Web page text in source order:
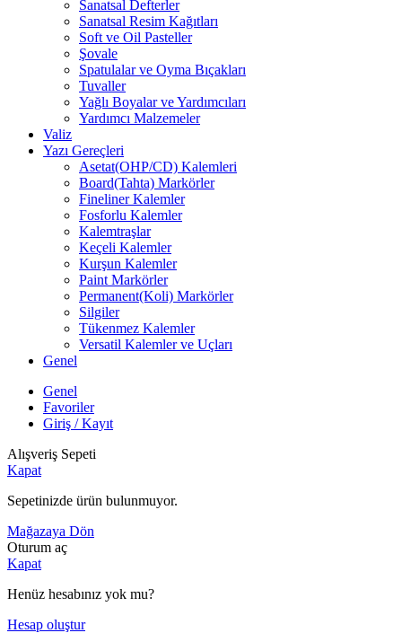
Sanatsal Defterler
Sanatsal Resim Kağıtları
Soft ve Oil Pasteller
Şovale
Spatulalar ve Oyma Bıçakları
Tuvaller
Yağlı Boyalar ve Yardımcıları
Yardımcı Malzemeler
Valiz
Yazı Gereçleri
Asetat(OHP/CD) Kalemleri
Board(Tahta) Markörler
Fineliner Kalemler
Fosforlu Kalemler
Kalemtraşlar
Keçeli Kalemler
Kurşun Kalemler
Paint Markörler
Permanent(Koli) Markörler
Silgiler
Tükenmez Kalemler
Versatil Kalemler ve Uçları
Genel
Genel
Favoriler
Giriş / Kayıt
Alışveriş Sepeti
Kapat
Sepetinizde ürün bulunmuyor.
Mağazaya Dön
Oturum aç
Kapat
Henüz hesabınız yok mu?
Hesap oluştur